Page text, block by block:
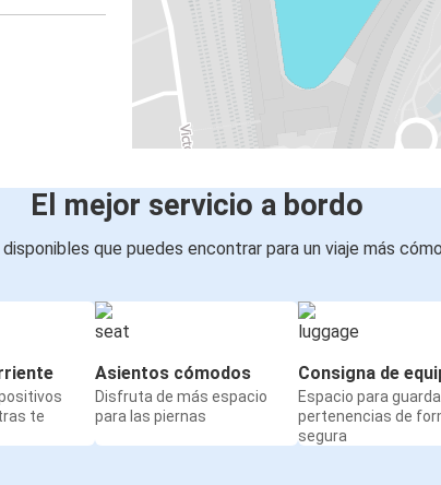
El mejor servicio a bordo
que puedes encontrar para un viaje más
te
Asientos cómodos
Disfruta de más espacio
para las piernas
Consigna de
Espacio para
pertenencias de
segura